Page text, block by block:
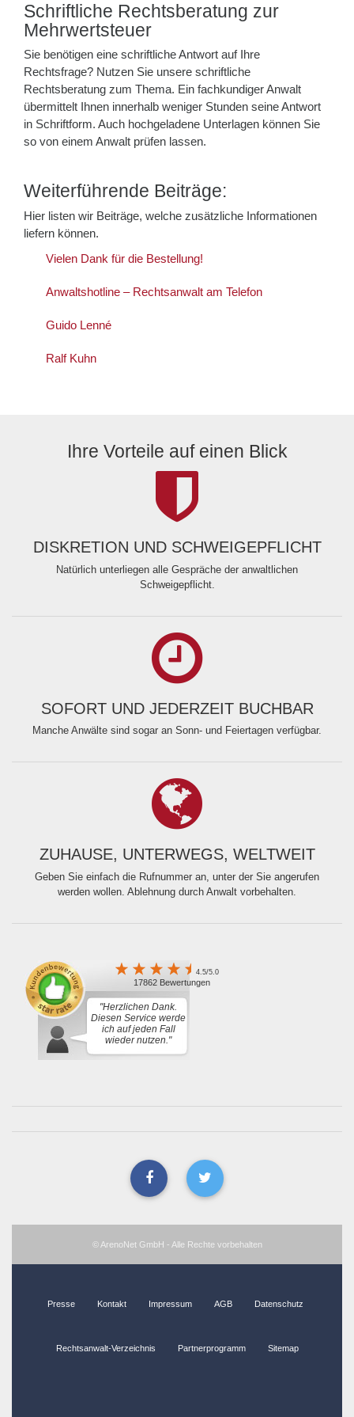
Schriftliche Rechtsberatung zur
Mehrwertsteuer
Sie benötigen eine schriftliche Antwort auf Ihre
Rechtsfrage? Nutzen Sie unsere schriftliche
Rechtsberatung zum Thema. Ein fachkundiger Anwalt
übermittelt Ihnen innerhalb weniger Stunden seine Antwort
in Schriftform. Auch hochgeladene Unterlagen können Sie
so von einem Anwalt prüfen lassen.
Weiterführende Beiträge:
Hier listen wir Beiträge, welche zusätzliche Informationen
liefern können.
Vielen Dank für die Bestellung!
Anwaltshotline – Rechtsanwalt am Telefon
Guido Lenné
Ralf Kuhn
Ihre Vorteile auf einen Blick
DISKRETION UND SCHWEIGEPFLICHT
Natürlich unterliegen alle Gespräche der anwaltlichen
Schweigepflicht.
SOFORT UND JEDERZEIT BUCHBAR
Manche Anwälte sind sogar an Sonn- und Feiertagen verfügbar.
ZUHAUSE, UNTERWEGS, WELTWEIT
Geben Sie einfach die Rufnummer an, unter der Sie angerufen
werden wollen. Ablehnung durch Anwalt vorbehalten.
4.5/5.0
17862 Bewertungen
"Herzlichen Dank.
Diesen Service werde
ich auf jeden Fall
wieder nutzen."
© ArenoNet GmbH - Alle Rechte vorbehalten
Presse Kontakt Impressum AGB Datenschutz
Rechtsanwalt-Verzeichnis Partnerprogramm Sitemap